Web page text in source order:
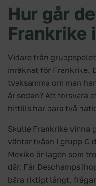
Hur går
Frankrike
Vidare från
inräknat för Frankrike.
tveksamma om man
år sedan? Att försvara
hittills har bara två
Skulle Frankrike vinna
väntar tvåan i grupp C
Mexiko är lagen som
där. Får Deschamps
bära riktigt långt,